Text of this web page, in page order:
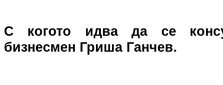
С когото идва да се
бизнесмен Гриша Ганчев.